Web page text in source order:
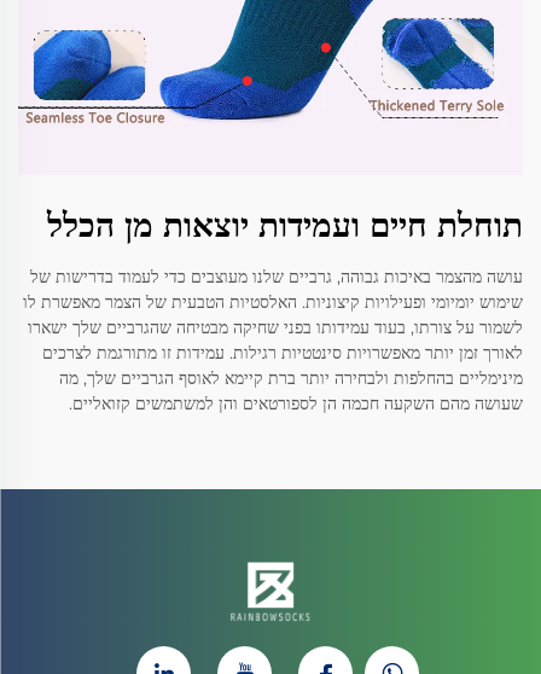
תוחלת חיים ועמידות יוצאות מן הכלל
עושה מהצמר באיכות גבוהה, גרביים שלנו מעוצבים כדי לעמוד בדרישות של
שימוש יומיומי ופעילויות קיצוניות. האלסטיות הטבעית של הצמר מאפשרת לו
לשמור על צורתו, בעוד עמידותו בפני שחיקה מבטיחה שהגרביים שלך ישארו
לאורך זמן יותר מאפשרויות סינטטיות רגילות. עמידות זו מתורגמת לצרכים
מינימליים בהחלפות ולבחירה יותר ברת קיימא לאוסף הגרביים שלך, מה
שעושה מהם השקעה חכמה הן לספורטאים והן למשתמשים קזואליים.